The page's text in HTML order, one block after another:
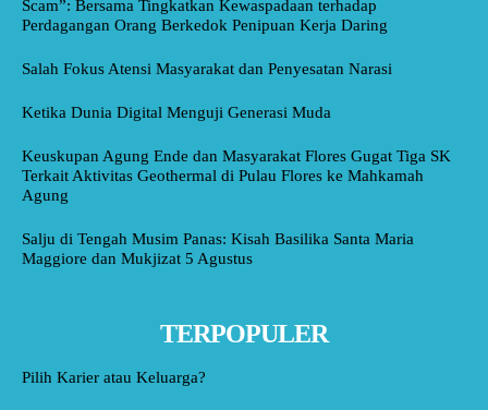
Scam”: Bersama Tingkatkan Kewaspadaan terhadap
Perdagangan Orang Berkedok Penipuan Kerja Daring
Salah Fokus Atensi Masyarakat dan Penyesatan Narasi
Ketika Dunia Digital Menguji Generasi Muda
Keuskupan Agung Ende dan Masyarakat Flores Gugat Tiga SK
Terkait Aktivitas Geothermal di Pulau Flores ke Mahkamah
Agung
Salju di Tengah Musim Panas: Kisah Basilika Santa Maria
Maggiore dan Mukjizat 5 Agustus
TERPOPULER
Pilih Karier atau Keluarga?